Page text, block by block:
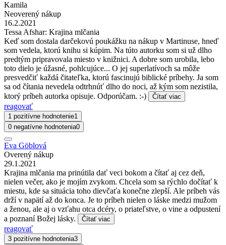
Kamila
Neoverený nákup
16.2.2021
Tessa Afshar: Krajina mlčania
Keď som dostala darčekovú poukážku na nákup v Martinuse, hneď
som vedela, ktorú knihu si kúpim. Na túto autorku som si už dlho
predtým pripravovala miesto v knižnici. A dobre som urobila, lebo
toto dielo je úžasné, pohlcujúce... O jej superlatívoch sa môže
presvedčiť každá čitateľka, ktorú fascinujú biblické príbehy. Ja som
sa od čítania nevedela odtrhnúť dlho do noci, až kým som nezistila,
ktorý príbeh autorka opisuje. Odporúčam. :-)
Čítať viac
reagovať
1 pozitívne hodnotenie1
0 negatívne hodnotenia0
Eva Göblová
Overený nákup
29.1.2021
Krajina mlčania ma prinútila dať veci bokom a čítať aj cez deň,
nielen večer, ako je mojím zvykom. Chcela som sa rýchlo dočítať k
miestu, kde sa situácia toho dievčaťa konečne zlepší. Ale príbeh vás
drží v napätí až do konca. Je to príbeh nielen o láske medzi mužom
a ženou, ale aj o vzťahu otca dcéry, o priateľstve, o vine a odpustení
a poznaní Božej lásky.
Čítať viac
reagovať
3 pozitívne hodnotenia3